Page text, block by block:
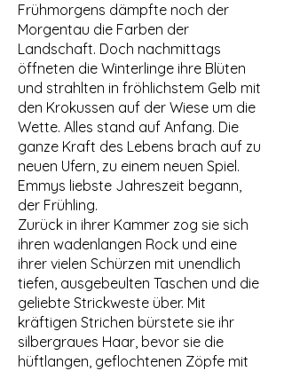
Frühmorgens dämpfte noch der
Morgentau die Farben der
Landschaft. Doch nachmittags
öffneten die Winterlinge ihre Blüten
und strahlten in fröhlichstem Gelb mit
den Krokussen auf der Wiese um die
Wette. Alles stand auf Anfang. Die
ganze Kraft des Lebens brach auf zu
neuen Ufern, zu einem neuen Spiel.
Emmys liebste Jahreszeit begann,
der Frühling.
Zurück in ihrer Kammer zog sie sich
ihren wadenlangen Rock und eine
ihrer vielen Schürzen mit unendlich
tiefen, ausgebeulten Taschen und die
geliebte Strickweste über. Mit
kräftigen Strichen bürstete sie ihr
silbergraues Haar, bevor sie die
hüftlangen, geflochtenen Zöpfe mit